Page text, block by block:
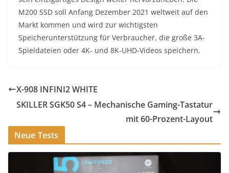
M200 SSD soll Anfang Dezember 2021 weltweit auf den
Markt kommen und wird zur wichtigsten
Speicherunterstützung für Verbraucher, die große 3A-
Spieldateien oder 4K- und 8K-UHD-Videos speichern.
X-908 INFINI2 WHITE
SKILLER SGK50 S4 – Mechanische Gaming-Tastatur
mit 60-Prozent-Layout
Neue Tests